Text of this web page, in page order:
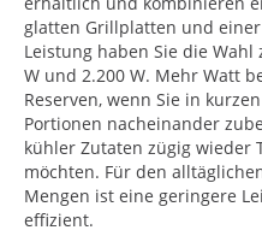
glatten Grillplatten und
Leistung haben Sie die
W und 2.200 W. Mehr Watt
Reserven, wenn Sie in
Portionen nacheinander
kühler Zutaten zügig wieder
möchten. Für den
Mengen ist eine geringere
effizient.